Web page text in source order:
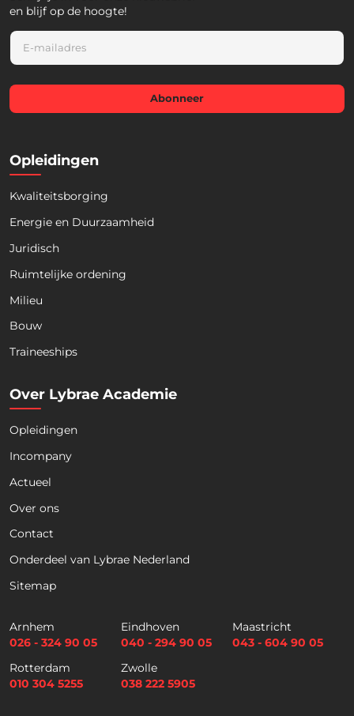
en blijf op de hoogte!
E
a
i
*
Abonneer
Opleidingen
Kwaliteitsborging
Energie en Duurzaamheid
Juridisch
Ruimtelijke ordening
Milieu
Bouw
Traineeships
Over Lybrae Academie
Opleidingen
Incompany
Actueel
Over ons
Contact
Onderdeel van Lybrae Nederland
Sitemap
Arnhem
026 - 324 90 05
Eindhoven
040 - 294 90 05
Maastricht
043 - 604 90 05
Rotterdam
010 304 5255
Zwolle
038 222 5905
Naam
Telefoon
m
a
l
*
Selectievakjes *
Hierbij accepteer ik dat ik via dit e-